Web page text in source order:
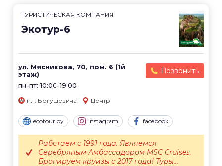
ТУРИСТИЧЕСКАЯ КОМПАНИЯ
Экотур-6
ул. Мясникова, 70, пом. 6 (1й
этаж)
пн-пт: 10:00-19:00
Позвонить
пл. Богушевича Центр
ecotour.by Instagram facebook
Работаем с 1991 года. Являемся
Серебряным Амбассадором MSC Cruises.
Бронируем круизы с 2017 года! Туры...